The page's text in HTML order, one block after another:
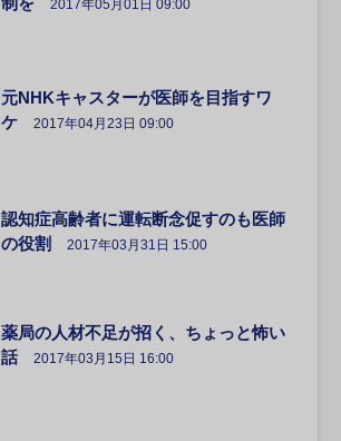
2017年05月01日 09:00
元NHKキャスターが医師を目指すワ
ケ
2017年04月23日 09:00
認知症高齢者に運転断念促すのも医師
の役割
2017年03月31日 15:00
薬局の人材不足が招く、ちょっと怖い
話
2017年03月15日 16:00